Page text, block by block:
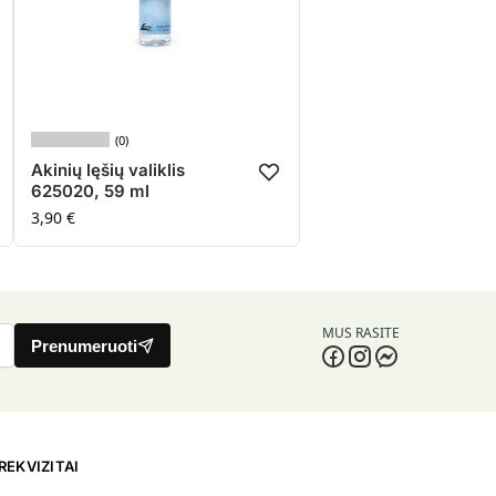
(0)
Akinių lęšių valiklis
625020, 59 ml
3,90 €
Prenumeruoti
MUS RASITE